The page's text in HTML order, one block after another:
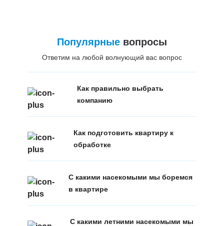
Популярныевопросы
Ответим на любой волнующий вас вопрос
Как правильно выбрать
компанию
Как подготовить квартиру к
обработке
С какими насекомыми мы боремся
в квартире
С какими летними насекомыми мы